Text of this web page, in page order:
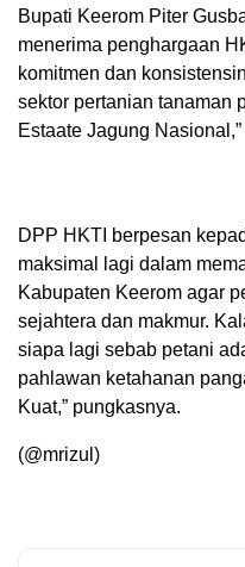
Bupati Keerom Piter
menerima penghargaan
komitmen dan
sektor pertanian tanaman
Estaate Jagung
DPP HKTI berpesan
maksimal lagi dalam
Kabupaten Keerom agar
sejahtera dan makmur.
siapa lagi sebab petani
pahlawan ketahanan
Kuat,” pungkasnya.
(@mrizul)